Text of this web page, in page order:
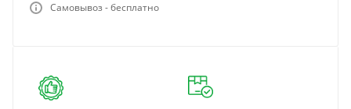
Самовывоз - бесплатно